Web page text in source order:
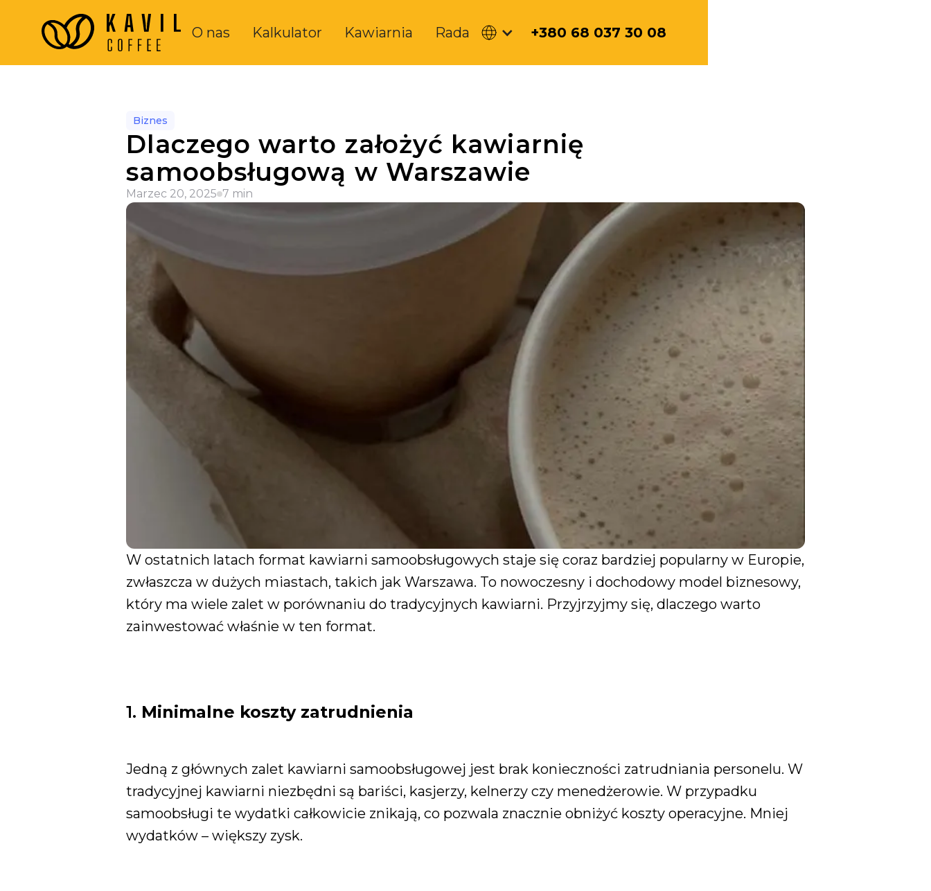
O nas Kalkulator Kawiarnia Rada +380 68 037 30 08
Biznes
Dlaczego warto założyć kawiarnię
samoobsługową w Warszawie
Marzec 20, 2025 7 min
W ostatnich latach format kawiarni samoobsługowych staje się coraz bardziej popularny w Europie,
zwłaszcza w dużych miastach, takich jak Warszawa. To nowoczesny i dochodowy model biznesowy,
który ma wiele zalet w porównaniu do tradycyjnych kawiarni. Przyjrzyjmy się, dlaczego warto
zainwestować właśnie w ten format.
1. Minimalne koszty zatrudnienia
Jedną z głównych zalet kawiarni samoobsługowej jest brak konieczności zatrudniania personelu. W
tradycyjnej kawiarni niezbędni są bariści, kasjerzy, kelnerzy czy menedżerowie. W przypadku
samoobsługi te wydatki całkowicie znikają, co pozwala znacznie obniżyć koszty operacyjne. Mniej
wydatków – większy zysk.